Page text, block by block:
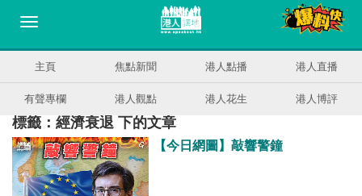
主頁 焦點新聞 港人點播 港人直播
有聲專欄 港人觀點 港人花生 港人博評
標籤：經濟衰退 下的文章
【今日網圖】敲響警鐘